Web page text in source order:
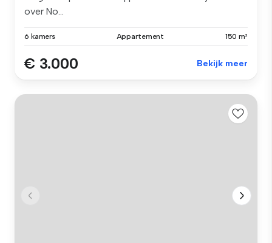
over No...
6 kamers Appartement 150 m²
€ 3.000 Bekijk meer